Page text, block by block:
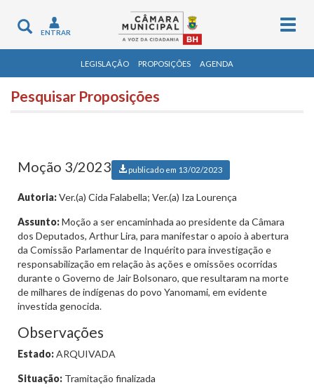
Toggle
navigation
ENTRAR
LEGISLAÇÃO PROPOSIÇÕES AGENDA
Pesquisar Proposições
Moção 3/2023 publicado em 13/02/2023
Autoria:Ver.(a) Cida Falabella; Ver.(a) Iza Lourença
Assunto:Moção a ser encaminhada ao presidente da Câmara
dos Deputados, Arthur Lira, para manifestar o apoio à abertura
da Comissão Parlamentar de Inquérito para investigação e
responsabilização em relação às ações e omissões ocorridas
durante o Governo de Jair Bolsonaro, que resultaram na morte
de milhares de indígenas do povo Yanomami, em evidente
investida genocida.
Observações
Estado:ARQUIVADA
Situação: Tramitação finalizada